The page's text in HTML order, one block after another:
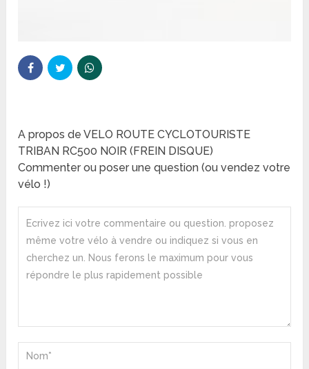
A propos de VELO ROUTE CYCLOTOURISTE
TRIBAN RC500 NOIR (FREIN DISQUE)
Commenter ou poser une question (ou vendez votre
vélo !)